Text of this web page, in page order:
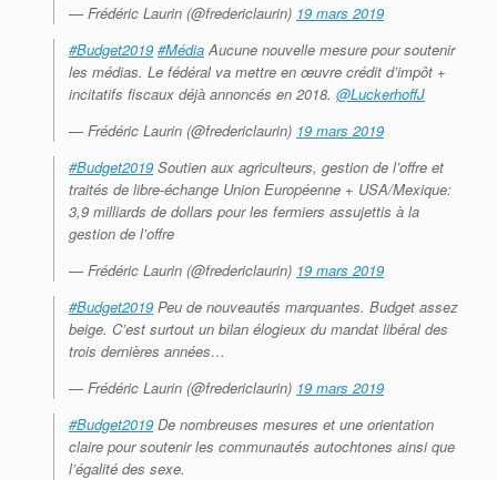
— Frédéric Laurin (@fredericlaurin) 19 mars 2019
#Budget2019 #Média Aucune nouvelle mesure pour soutenir
les médias. Le fédéral va mettre en œuvre crédit d’impôt +
incitatifs fiscaux déjà annoncés en 2018. @LuckerhoffJ
— Frédéric Laurin (@fredericlaurin) 19 mars 2019
#Budget2019 Soutien aux agriculteurs, gestion de l’offre et
traités de libre-échange Union Européenne + USA/Mexique:
3,9 milliards de dollars pour les fermiers assujettis à la
gestion de l’offre
— Frédéric Laurin (@fredericlaurin) 19 mars 2019
#Budget2019 Peu de nouveautés marquantes. Budget assez
beige. C’est surtout un bilan élogieux du mandat libéral des
trois dernières années…
— Frédéric Laurin (@fredericlaurin) 19 mars 2019
#Budget2019 De nombreuses mesures et une orientation
claire pour soutenir les communautés autochtones ainsi que
l’égalité des sexe.